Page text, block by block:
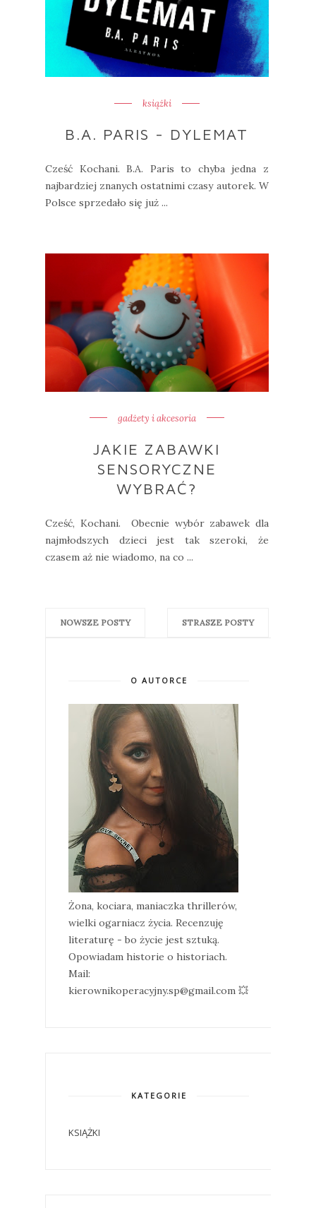
książki
B.A. PARIS - DYLEMAT
Cześć Kochani. B.A. Paris to chyba jedna z
najbardziej znanych ostatnimi czasy autorek. W
Polsce sprzedało się już ...
gadżety i akcesoria
JAKIE ZABAWKI
SENSORYCZNE
WYBRAĆ?
Cześć, Kochani. Obecnie wybór zabawek dla
najmłodszych dzieci jest tak szeroki, że
czasem aż nie wiadomo, na co ...
NOWSZE POSTY STRASZE POSTY
O AUTORCE
Żona, kociara, maniaczka thrillerów,
wielki ogarniacz życia. Recenzuję
literaturę - bo życie jest sztuką.
Opowiadam historie o historiach.
Mail:
kierownikoperacyjny.sp@gmail.com 💥
KATEGORIE
KSIĄŻKI